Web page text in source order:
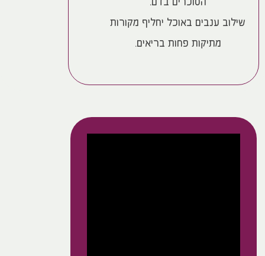
הסוכרים בדם.
שילוב ענבים באוכל יחליף מקורות
מתיקות פחות בריאים.